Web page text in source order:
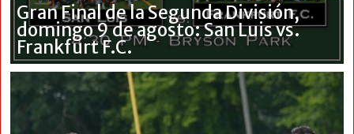
Gran Final de la Segunda División,
domingo 9 de agosto: San Luis vs.
Frankfurt F.C.